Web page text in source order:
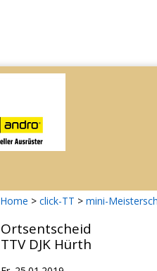
Home > click-TT > mini-
Ortsentscheid
TTV DJK Hürth